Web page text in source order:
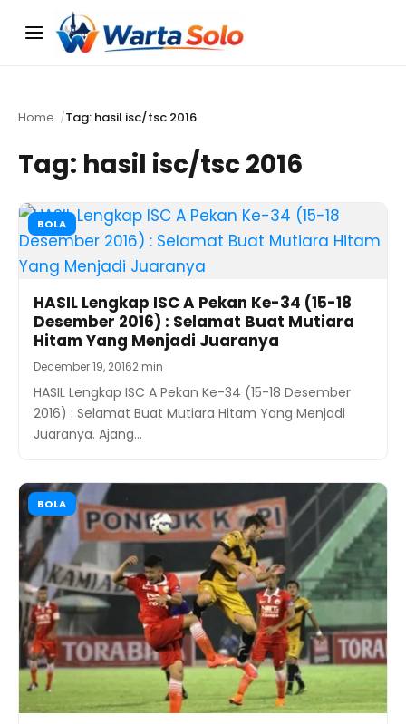
Menu
Home Tag: hasil isc/tsc 2016
Tag: hasil isc/tsc 2016
BOLA
HASIL Lengkap ISC A Pekan Ke-34 (15-18
Desember 2016) : Selamat Buat Mutiara
Hitam Yang Menjadi Juaranya
December 19, 20162 min
HASIL Lengkap ISC A Pekan Ke-34 (15-18 Desember
2016) : Selamat Buat Mutiara Hitam Yang Menjadi
Juaranya. Ajang…
BOLA